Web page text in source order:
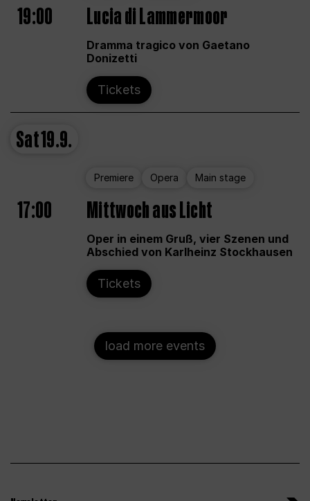
19:00 Lucia di Lammermoor
Dramma tragico von Gaetano
Donizetti
Tickets
Sat19.9.
Premiere Opera Main stage
17:00 Mittwoch aus Licht
Oper in einem Gruß, vier Szenen und
Abschied von Karlheinz Stockhausen
Tickets
load more events